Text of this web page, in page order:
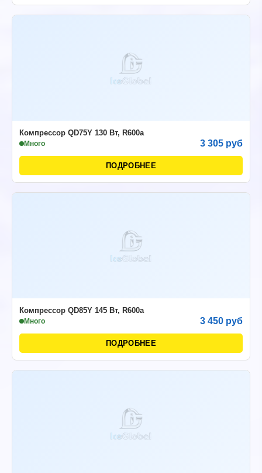
Компрессор QD75Y 130 Вт, R600a
Много 3 305 руб
ПОДРОБНЕЕ
Компрессор QD85Y 145 Вт, R600a
Много 3 450 руб
ПОДРОБНЕЕ